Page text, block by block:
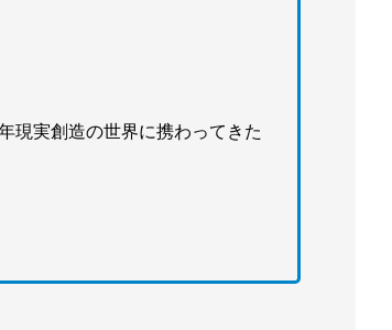
現実創造の世界に携わってきた